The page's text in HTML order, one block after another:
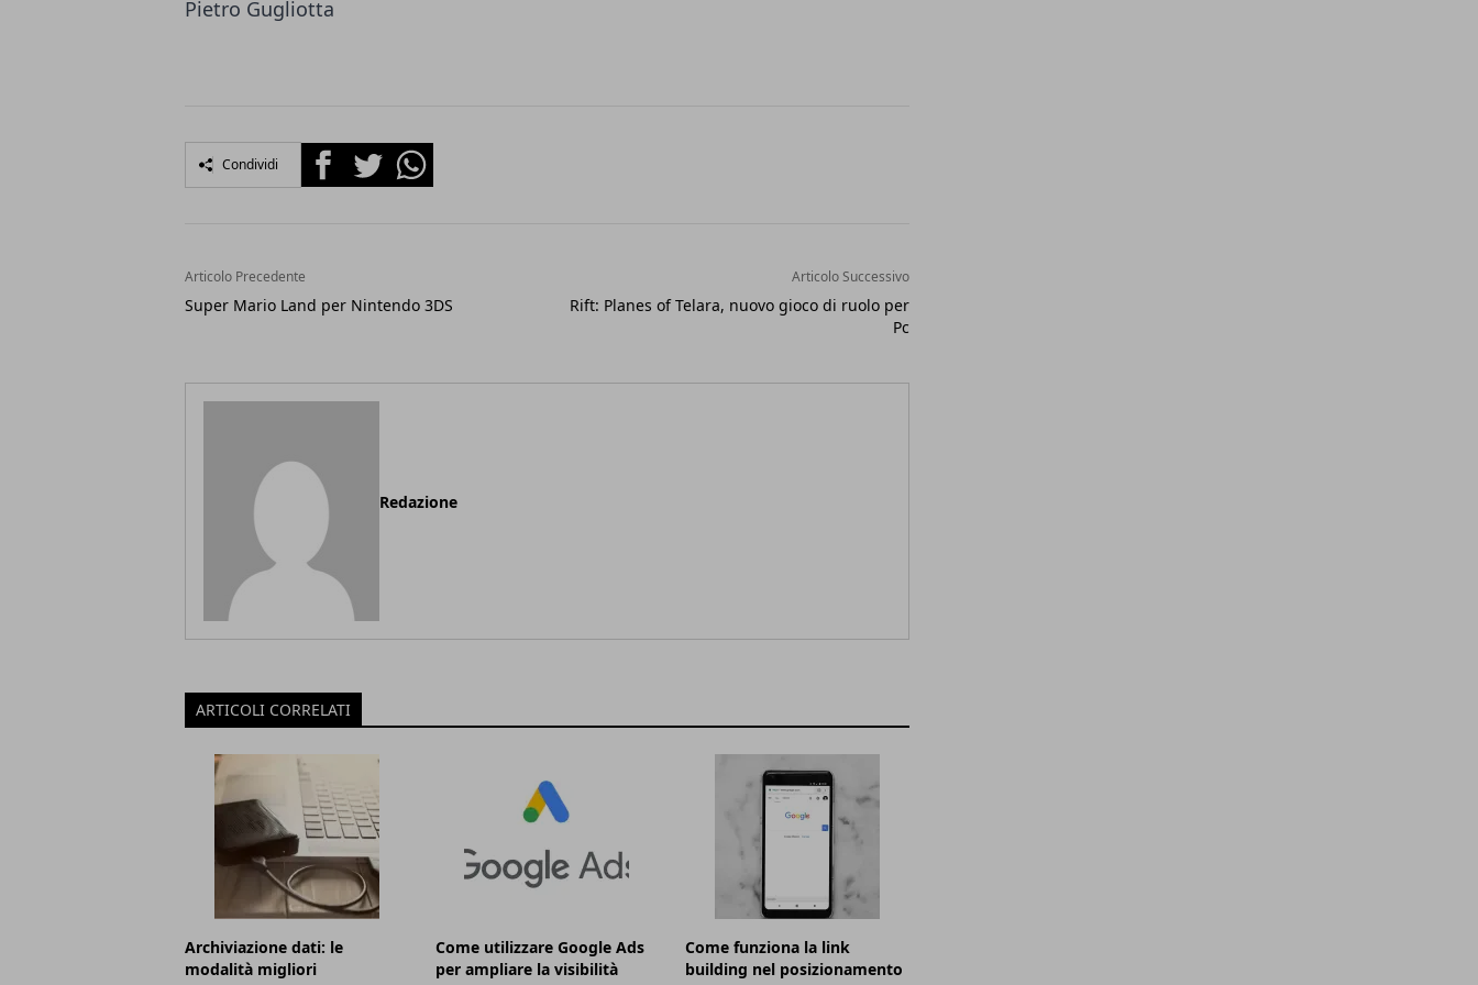
Pietro Gugliotta
Condividi FacebookTwitterWhatsapp
Articolo Precedente
Super Mario Land per Nintendo 3DS
Articolo Successivo
Rift: Planes of Telara, nuovo gioco di ruolo per
Pc
Redazione
ARTICOLI CORRELATI
Archiviazione dati: le
modalità migliori
Come utilizzare Google Ads
per ampliare la visibilità
Come funziona la link
building nel posizionamento